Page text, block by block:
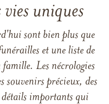
uniques
sont bien plus que
et une liste de
famille. Les nécrologies
souvenirs précieux, des
détails importants qui